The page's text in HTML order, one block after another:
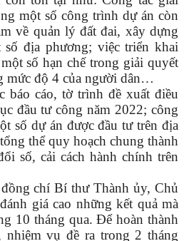
một số công trình dự án còn
về quản lý đất đai, xây dựng
địa phương; việc triển khai
số hạn chế trong giải quyết
mức độ 4 của người dân…
báo cáo, tờ trình đề xuất điều
đầu tư công năm 2022; công
số dự án được đầu tư trên địa
thể quy hoạch chung thành
số, cải cách hành chính trên
chí Bí thư Thành ủy, Chủ
giá cao những kết quả mà
10 tháng qua. Để hoàn thành
nhiệm vụ đề ra trong 2 tháng